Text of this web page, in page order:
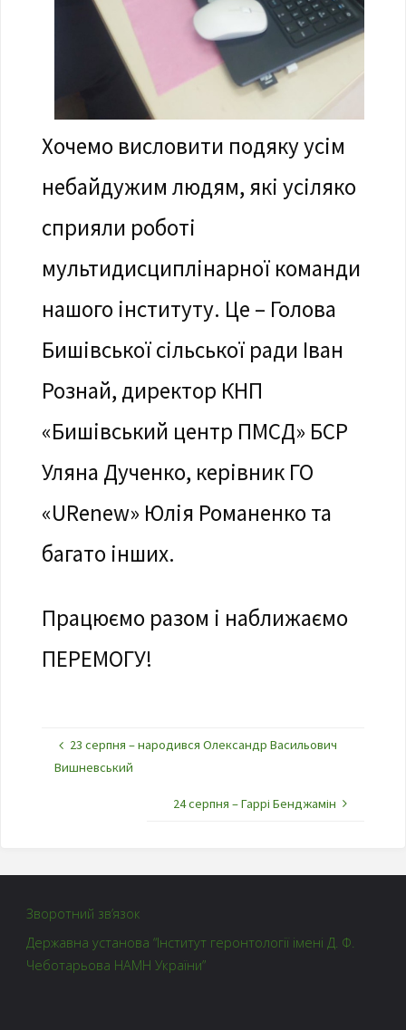
Хочемо висловити подяку усім
небайдужим людям, які усіляко
сприяли роботі
мультидисциплінарної команди
нашого інституту. Це – Голова
Бишівської сільської ради Іван
Рознай, директор КНП
«Бишівський центр ПМСД» БСР
Уляна Дученко, керівник ГО
«URenew» Юлія Романенко та
багато інших.
Працюємо разом і наближаємо
ПЕРЕМОГУ!
23 серпня – народився Олександр Васильович
Вишневський
24 серпня – Гаррі Бенджамін
Зворотний зв’язок
Державна установа “Інститут геронтології імені Д. Ф.
Чеботарьова НАМН України”